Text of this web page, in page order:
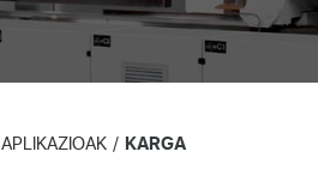
APLIKAZIOAK KARGA